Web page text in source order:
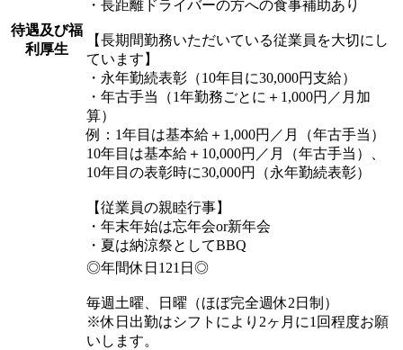
待遇及び福
利厚生
・長距離ドライバーの方への食事補助あり
【長期間勤務いただいている従業員を大切にし
ています】
・永年勤続表彰（10年目に30,000円支給）
・年古手当（1年勤務ごとに＋1,000円／月加
算）
例：1年目は基本給＋1,000円／月（年古手当）
10年目は基本給＋10,000円／月（年古手当）、
10年目の表彰時に30,000円（永年勤続表彰）
【従業員の親睦行事】
・年末年始は忘年会or新年会
・夏は納涼祭としてBBQ
◎年間休日121日◎
毎週土曜、日曜（ほぼ完全週休2日制）
※休日出勤はシフトにより2ヶ月に1回程度お願
いします。